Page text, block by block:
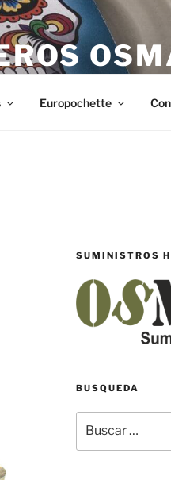
Europochette
SUMINISTROS
BUSQUEDA
por: